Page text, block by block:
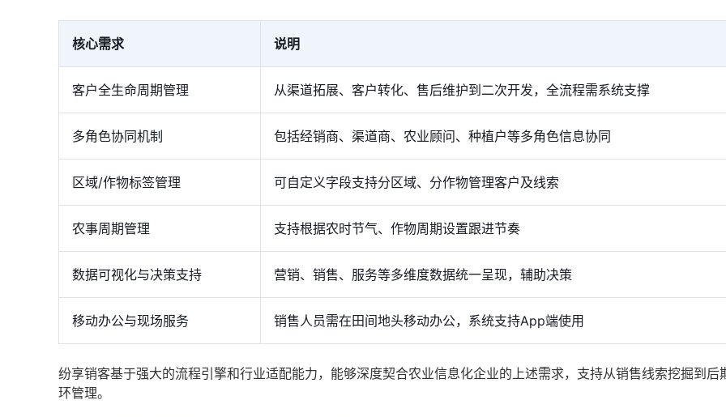
核心需求 说明
客户全生命周期管理 从渠道拓展、客户转化、售后维护到二次开发，全流程需系统支撑
多角色协同机制 包括经销商、渠道商、农业顾问、种植户等多角色信息协同
区域/作物标签管理 可自定义字段支持分区域、分作物管理客户及线索
农事周期管理 支持根据农时节气、作物周期设置跟进节奏
数据可视化与决策支持 营销、销售、服务等多维度数据统一呈现，辅助决策
移动办公与现场服务 销售人员需在田间地头移动办公，系统支持App端使用
纷享销客基于强大的流程引擎和行业适配能力，能够深度契合农业信息化企业的上述需求，支持从销售线索挖掘到后
环管理。